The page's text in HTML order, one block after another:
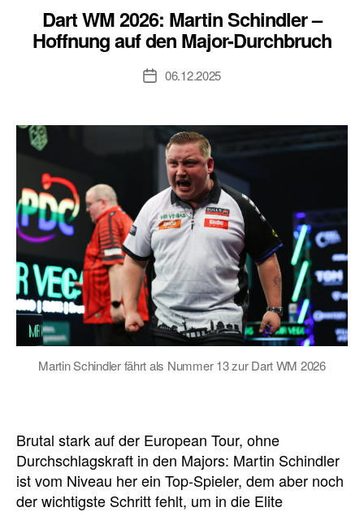
Dart WM 2026: Martin Schindler –
Hoffnung auf den Major-Durchbruch
Veröffentlichungsdatum
06.12.2025
Martin Schindler fährt als Nummer 13 zur Dart WM 2026
Brutal stark auf der European Tour, ohne
Durchschlagskraft in den Majors: Martin Schindler
ist vom Niveau her ein Top-Spieler, dem aber noch
der wichtigste Schritt fehlt, um in die Elite